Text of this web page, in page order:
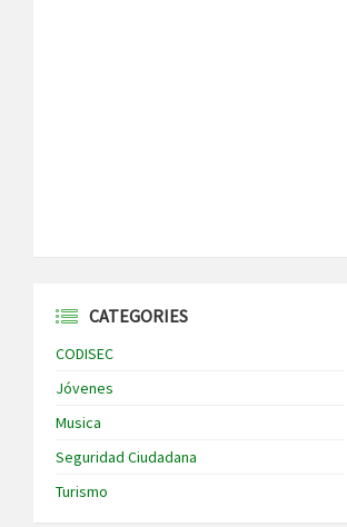
CATEGORIES
CODISEC
Jóvenes
Musica
Seguridad Ciudadana
Turismo